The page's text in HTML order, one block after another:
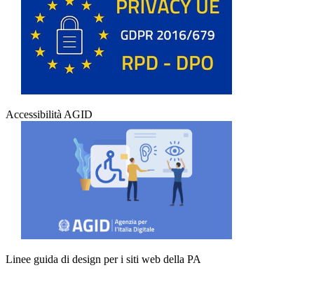
Accessibilità AGID
Linee guida di design per i siti web della PA